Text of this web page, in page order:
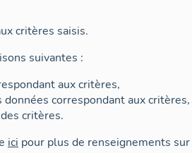
critères saisis.
suivantes :
aux critères,
correspondant aux critères,
critères.
ici pour plus de renseignements